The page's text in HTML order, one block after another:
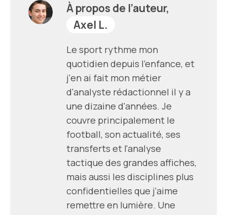
À propos de l’auteur,
Axel L.
Le sport rythme mon
quotidien depuis l'enfance, et
j'en ai fait mon métier
d'analyste rédactionnel il y a
une dizaine d'années. Je
couvre principalement le
football, son actualité, ses
transferts et l'analyse
tactique des grandes affiches,
mais aussi les disciplines plus
confidentielles que j'aime
remettre en lumière. Une